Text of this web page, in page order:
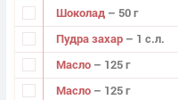
Шоколад – 50 г
Пудра захар – 1 с.л.
Масло – 125 г
Масло – 125 г